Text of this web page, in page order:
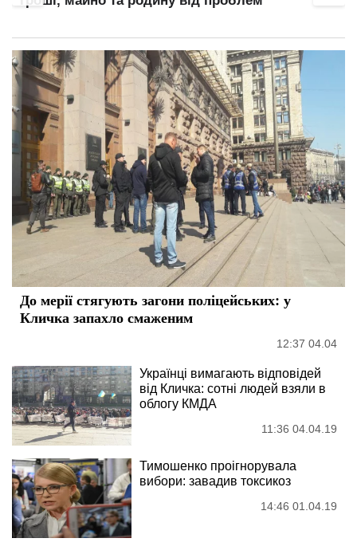
До мерії стягують загони поліцейських: у
Кличка запахло смаженим
12:37 04.04
Українці вимагають відповідей
від Кличка: сотні людей взяли в
облогу КМДА
11:36 04.04.19
Тимошенко проігнорувала
вибори: завадив токсикоз
14:46 01.04.19